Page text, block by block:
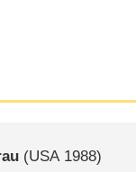
(USA1988)